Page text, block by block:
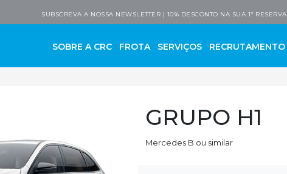
Company
SUBSCREVA A NOSSA NEWSLETTER | 10% DESCONTO NA SUA 1ª RESERVA
SOBRE A CRC FROTA SERVIÇOS RECRUTAMENTO
GRUPO H1
Mercedes B ou similar